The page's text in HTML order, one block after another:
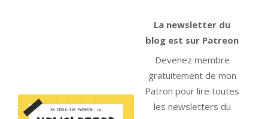
La newsletter du
blog est sur Patreon
Devenez membre
gratuitement de mon
Patron pour lire toutes
les newsletters du